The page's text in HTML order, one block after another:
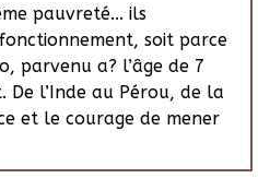
pauvreté... ils
soit parce
parvenu a? l’âge de 7
l’Inde au Pérou, de la
et le courage de mener